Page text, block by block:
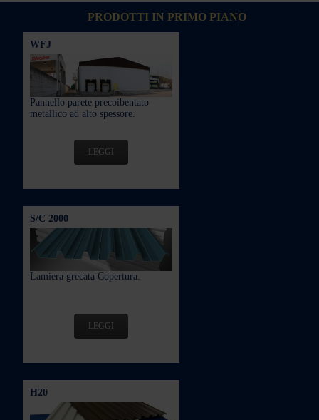
PRODOTTI IN PRIMO PIANO
WFJ
Pannello parete precoibentato
metallico ad alto spessore.
LEGGI
S/C 2000
Lamiera grecata Copertura.
LEGGI
H20